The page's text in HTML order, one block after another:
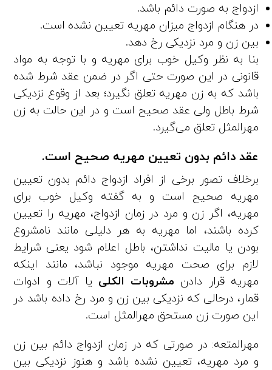
ازدواج به صورت دائم باشد.
در هنگام ازدواج میزان مهریه تعیین نشده است.
بین زن و مرد نزدیکی رخ دهد.
بنا به نظر وکیل خوب برای مهریه و با توجه به مواد
قانونی در این صورت حتی اگر در ضمن عقد شرط شده
باشد که به زن مهریه تعلق نگیرد؛ بعد از وقوع نزدیکی
شرط باطل ولی عقد صحیح است و در این حالت به زن
مهرالمثل تعلق می‌گیرد.
عقد دائم بدون تعیین مهریه صحیح است.
برخلاف تصور برخی از افراد ازدواج دائم بدون تعیین
مهریه صحیح است و به گفته وکیل خوب برای
مهریه، اگر زن و مرد در زمان ازدواج، مهریه را تعیین
کرده باشند، اما مهریه به هر دلیلی مانند نامشروع
بودن یا مالیت نداشتن، باطل اعلام شود یعنی شرایط
لازم برای صحت مهریه موجود نباشد، مانند اینکه
مهریه قرار دادن مشروبات الکلی یا آلات و ادوات
قمار، درحالی که نزدیکی بین زن و مرد رخ داده باشد در
این صورت زن مستحق مهرالمثل است.
مهرالمتعه: در صورتی که در زمان ازدواج دائم بین زن
و مرد مهریه، تعیین نشده باشد و هنوز نزدیکی بین